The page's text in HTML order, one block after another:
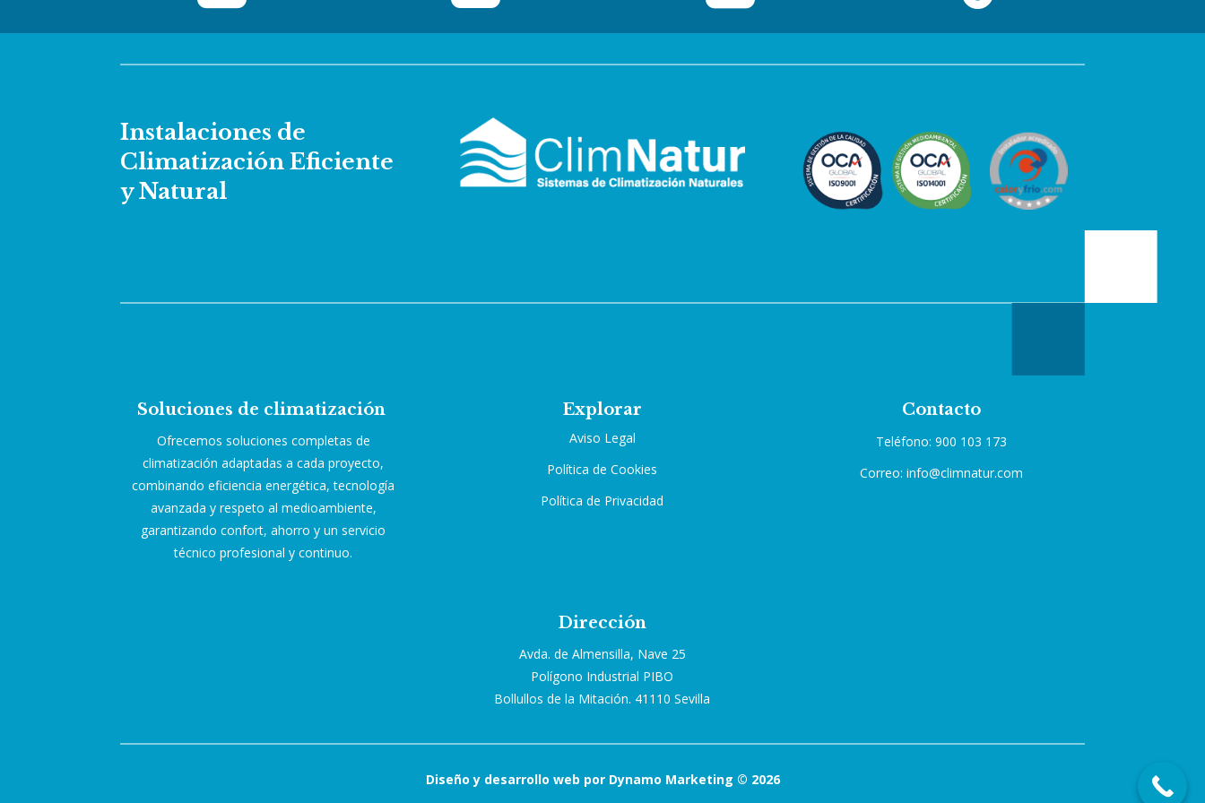
Instalaciones de
Climatización Eficiente
y Natural
Soluciones de climatización
Ofrecemos soluciones completas de
climatización adaptadas a cada proyecto,
combinando eficiencia energética, tecnología
avanzada y respeto al medioambiente,
garantizando confort, ahorro y un servicio
técnico profesional y continuo.
Explorar
Aviso Legal
Política de Cookies
Política de Privacidad
Contacto
Teléfono: 900 103 173
Correo: info@climnatur.com
Dirección
Avda. de Almensilla, Nave 25
Polígono Industrial PIBO
Bollullos de la Mitación. 41110 Sevilla
Diseño y desarrollo web por Dynamo Marketing © 2026